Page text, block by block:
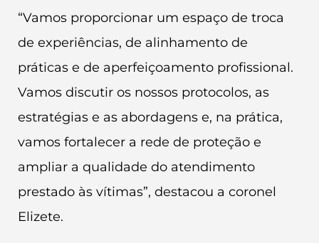
“Vamos proporcionar um espaço de troca
de experiências, de alinhamento de
práticas e de aperfeiçoamento profissional.
Vamos discutir os nossos protocolos, as
estratégias e as abordagens e, na prática,
vamos fortalecer a rede de proteção e
ampliar a qualidade do atendimento
prestado às vítimas”, destacou a coronel
Elizete.